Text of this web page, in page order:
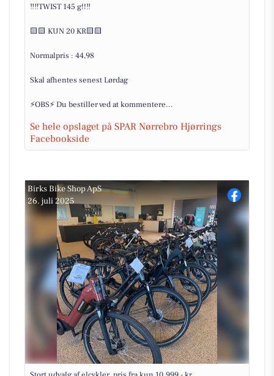
‼‼TWIST 145 g!!‼
🟨🟨 KUN 20 KR🟨🟨
Normalpris : 44,98
Skal afhentes senest Lørdag
⚡OBS⚡ Du bestiller ved at kommentere...
Se hele opslaget på SPAR Nørrebro Hjørrings
Facebookside
Birks Bike Shop ApS
26. juli 2025